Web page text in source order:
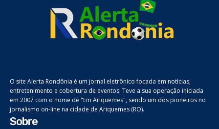
O site Alerta Rondônia é um jornal eletrônico focada em notícias,
entretenimento e cobertura de eventos. Teve a sua operação iniciada
em 2007 com o nome de "Em Ariquemes", sendo um dos pioneiros no
jornalismo on-line na cidade de Ariquemes (RO).
Sobre